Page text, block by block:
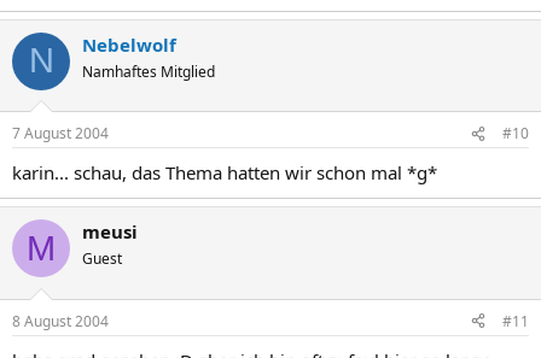
N Nebelwolf
Namhaftes Mitglied
7 August 2004 #10
karin... schau, das Thema hatten wir schon mal *g*
M meusi
Guest
8 August 2004 #11